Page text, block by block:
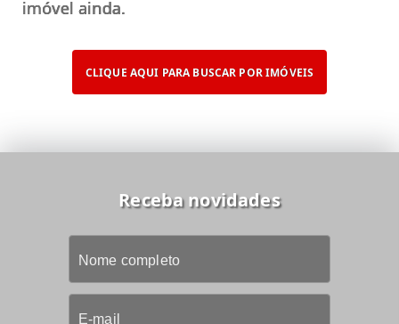
imóvel ainda.
CLIQUE AQUI PARA BUSCAR POR IMÓVEIS
Receba novidades